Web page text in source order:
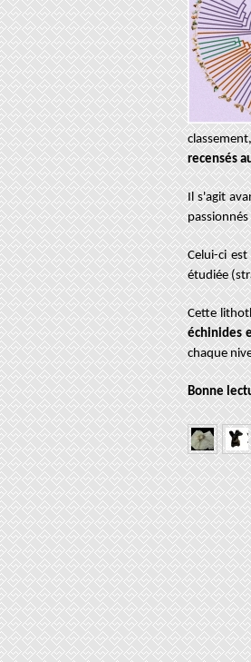
recensés
Il s'agit
Celui-ci
étudiée
Cette
échinides
chaque
Bonne